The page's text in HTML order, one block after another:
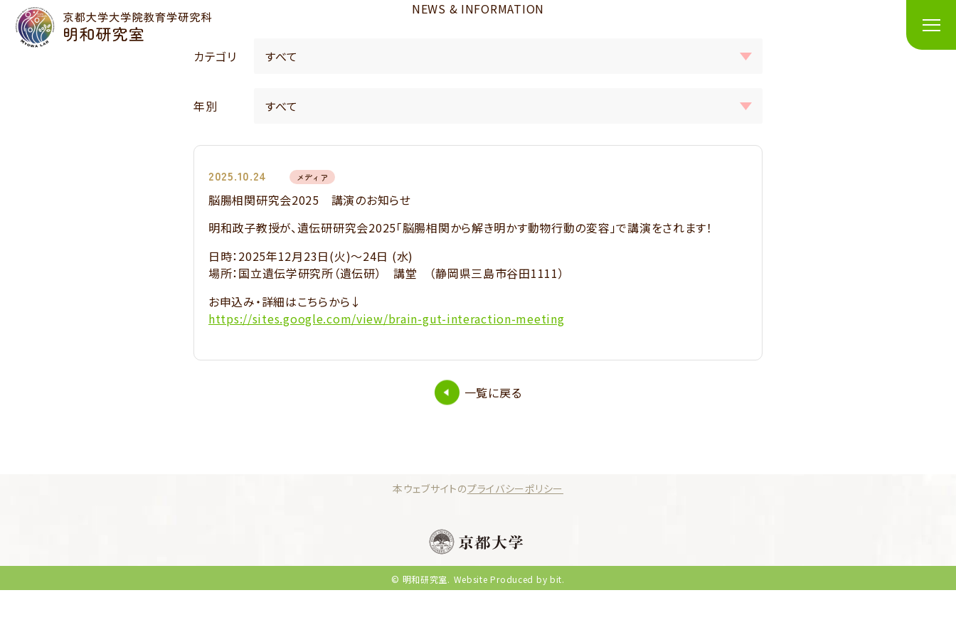
NEWS & INFORMATION
カテゴリ
年別
2025.10.24 メディア
脳腸相関研究会2025 講演のお知らせ
明和政子教授が、遺伝研研究会2025「脳腸相関から解き明かす動物行動の変容」で講演をされます！
日時：2025年12月23日(火)～24日 (水)
場所：国立遺伝学研究所（遺伝研） 講堂 （静岡県三島市谷田1111）
お申込み・詳細はこちらから↓
https://sites.google.com/view/brain-gut-interaction-meeting
一覧に戻る
本ウェブサイトのプライバシーポリシー
© 明和研究室. Website Produced by bit.